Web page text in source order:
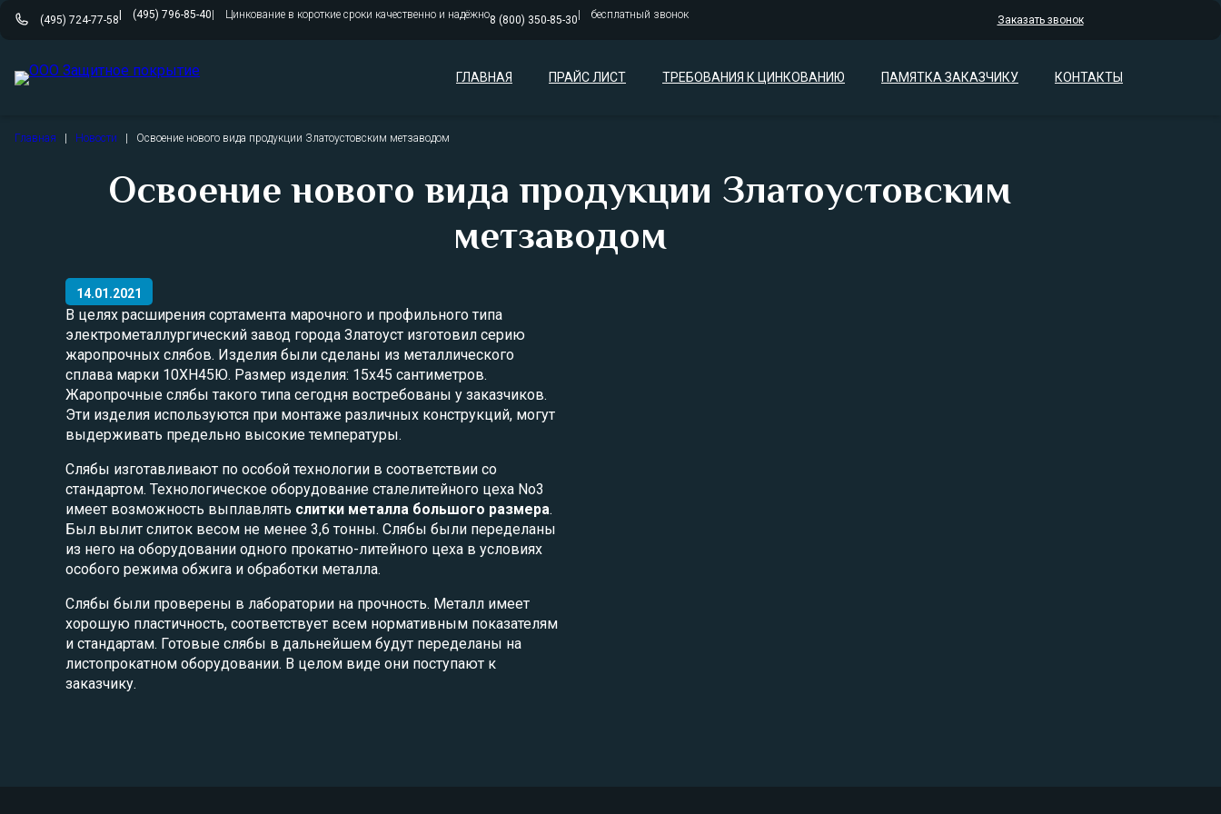
(495) 724-77-58 (495) 796-85-40 Цинкование в короткие сроки качественно и надёжно8 (800) 350-85-30 бесплатный звонок Заказать звонок
ГЛАВНАЯ ПРАЙС ЛИСТ ТРЕБОВАНИЯ К ЦИНКОВАНИЮ ПАМЯТКА ЗАКАЗЧИКУ КОНТАКТЫ
Главная Новости Освоение нового вида продукции Златоустовским метзаводом
Освоение нового вида продукции Златоустовским
метзаводом
14.01.2021
В целях расширения сортамента марочного и профильного типа
электрометаллургический завод города Златоуст изготовил серию
жаропрочных слябов. Изделия были сделаны из металлического
сплава марки 10ХН45Ю. Размер изделия: 15х45 сантиметров.
Жаропрочные слябы такого типа сегодня востребованы у заказчиков.
Эти изделия используются при монтаже различных конструкций, могут
выдерживать предельно высокие температуры.
Слябы изготавливают по особой технологии в соответствии со
стандартом. Технологическое оборудование сталелитейного цеха No3
имеет возможность выплавлять слитки металла большого размера.
Был вылит слиток весом не менее 3,6 тонны. Слябы были переделаны
из него на оборудовании одного прокатно-литейного цеха в условиях
особого режима обжига и обработки металла.
Слябы были проверены в лаборатории на прочность. Металл имеет
хорошую пластичность, соответствует всем нормативным показателям
и стандартам. Готовые слябы в дальнейшем будут переделаны на
листопрокатном оборудовании. В целом виде они поступают к
заказчику.